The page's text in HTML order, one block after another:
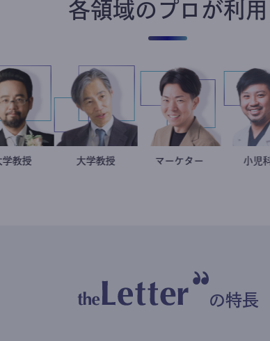
各領域のプロが利用
金谷一朗
大学教授 加藤忠史
大学教授 室谷良平
マーケター
の特長